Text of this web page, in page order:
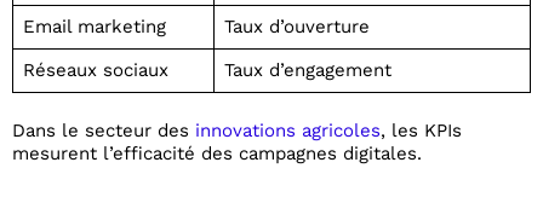
Email marketing
Taux d’ouverture
Réseaux sociaux
Taux d’engagement
Dans le secteur des innovations agricoles, les KPIs
mesurent l’efficacité des campagnes digitales.